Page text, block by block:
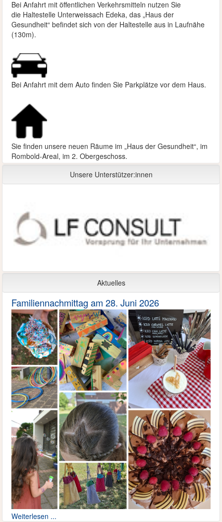
Bei Anfahrt mit öffentlichen Verkehrsmitteln nutzen Sie
die Haltestelle Unterweissach Edeka, das „Haus der
Gesundheit“ befindet sich von der Haltestelle aus in Laufnähe
(130m).
Bei Anfahrt mit dem Auto finden Sie Parkplätze vor dem Haus.
Sie finden unsere neuen Räume im „Haus der Gesundheit“, im
Rombold-Areal, im 2. Obergeschoss.
Unsere Unterstützer:innen
Aktuelles
Familiennachmittag am 28. Juni 2026
Weiterlesen ...